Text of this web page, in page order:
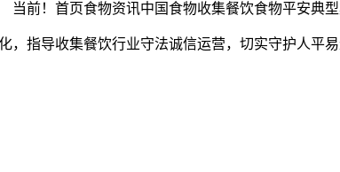
前！首页食物资讯中国食物收集餐饮食物平安典型
指导收集餐饮行业守法诚信运营，切实守护人平易